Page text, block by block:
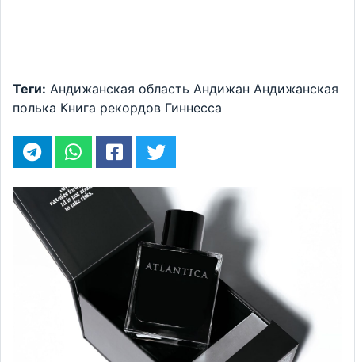
Теги: Андижанская область Андижан Андижанская
полька Книга рекордов Гиннесса